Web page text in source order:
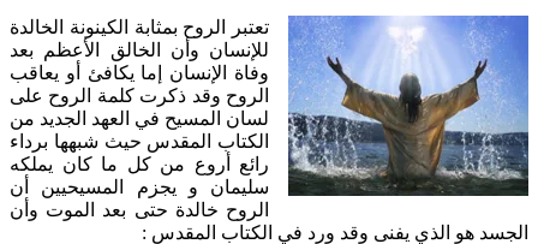
تعتبر الروح بمثابة الكينونة الخالدة
للإنسان وأن الخالق الأعظم بعد
وفاة الإنسان إما يكافئ أو يعاقب
الروح وقد ذكرت كلمة الروح على
لسان المسيح في العهد الجديد من
الكتاب المقدس حيث شبهها برداء
رائع أروع من كل ما كان يملكه
سليمان و يجزم المسيحيين أن
الروح خالدة حتى بعد الموت وأن
الجسد هو الذي يفنى وقد ورد في الكتاب المقدس :